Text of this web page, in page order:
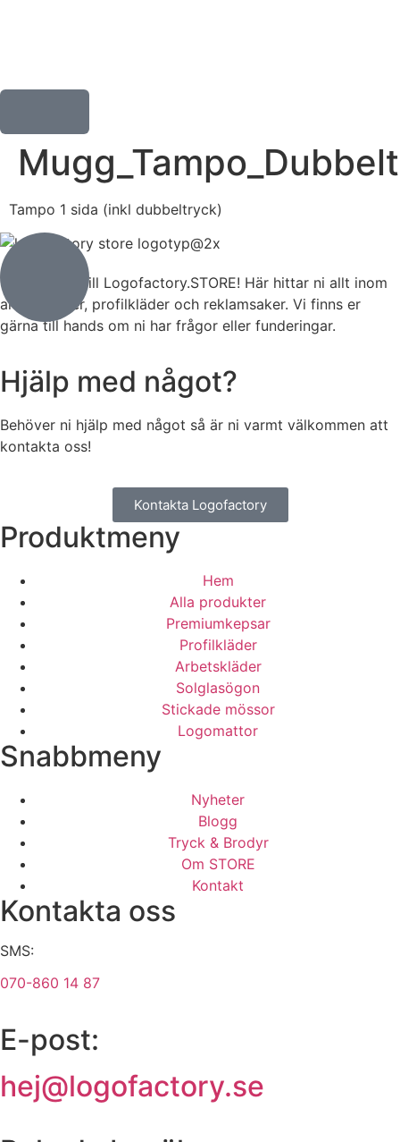
Tampo 1 sida (inkl dubbeltryck)
Välkommen till Logofactory.STORE! Här hittar ni allt inom
arbetskläder, profilkläder och reklamsaker. Vi finns er
gärna till hands om ni har frågor eller funderingar.
Hjälp med något?
Behöver ni hjälp med något så är ni varmt välkommen att
kontakta oss!
Kontakta Logofactory
Produktmeny
Hem
Alla produkter
Premiumkepsar
Profilkläder
Arbetskläder
Solglasögon
Stickade mössor
Logomattor
Snabbmeny
Nyheter
Blogg
Tryck & Brodyr
Om STORE
Kontakt
Kontakta oss
SMS:
070-860 14 87
E-post:
hej@logofactory.se